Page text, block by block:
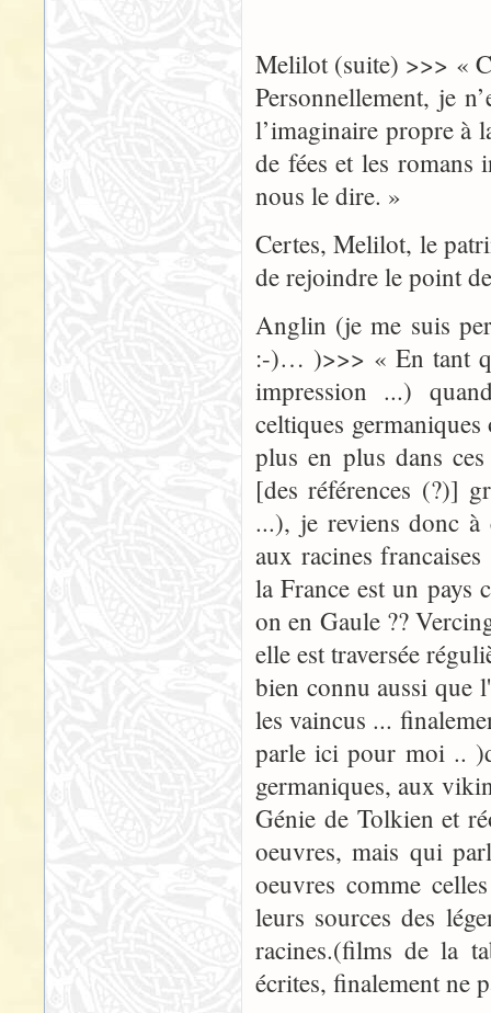
Melilot (suite) >>> «
Personnellement, je
l’imaginaire propre à
de fées et les romans
nous le dire. »
Certes, Melilot, le
de rejoindre le point
Anglin (je me suis
:-)… )>>> « En tant
impression ...)
celtiques
plus en plus dans
[des références (?)]
...), je reviens donc à
aux racines
la France est un pays
on en Gaule ??
elle est traversée
bien connu aussi que
les vaincus ...
parle ici pour moi ..
germaniques, aux
Génie de Tolkien et
oeuvres, mais qui
oeuvres comme
leurs sources des
racines.(films de la
écrites, finalement ne